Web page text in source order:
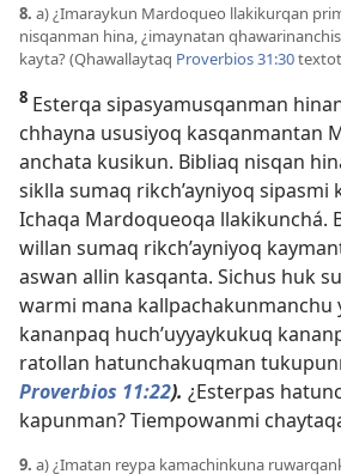
8. a) ¿Imaraykun Mardoqueo llakikurqan
nisqanman hina, ¿imaynatan
kayta? (Qhawallaytaq Proverbios 31:30
8 Esterqa sipasyamusqanman
chhayna ususiyoq kasqanmantan
anchata kusikun. Bibliaq nisqan
siklla sumaq rikch’ayniyoq sipasmi
Ichaqa Mardoqueoqa llakikunchá.
willan sumaq rikch’ayniyoq
aswan allin kasqanta. Sichus huk
warmi mana kallpachakunmanchu
kananpaq huch’uyyaykukuq
ratollan hatunchakuqman
Proverbios 11:22). ¿Esterpas
kapunman? Tiempowanmi
9. a) ¿Imatan reypa kamachinkuna